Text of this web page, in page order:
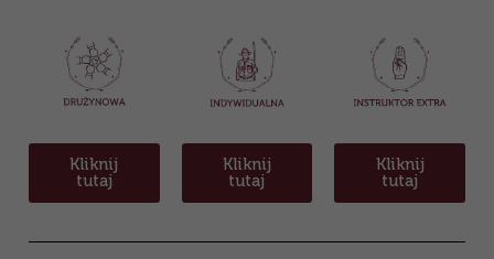
Kliknij
tutaj
Kliknij
tutaj
Kliknij
tutaj